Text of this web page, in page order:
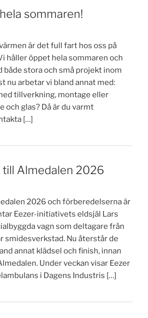
sommaren!
är det full fart hos oss på
håller öppet hela sommaren och
både stora och små projekt inom
nu arbetar vi bland annat med:
tillverkning, montage eller
och glas? Då är du varmt
[…]
till Almedalen 2026
2026 och förberedelserna är
Eezer-initiativets eldsjäl Lars
vagn som deltagare från
smidesverkstad. Nu återstår de
annat klädsel och finish, innan
Under veckan visar Eezer
i Dagens Industris […]